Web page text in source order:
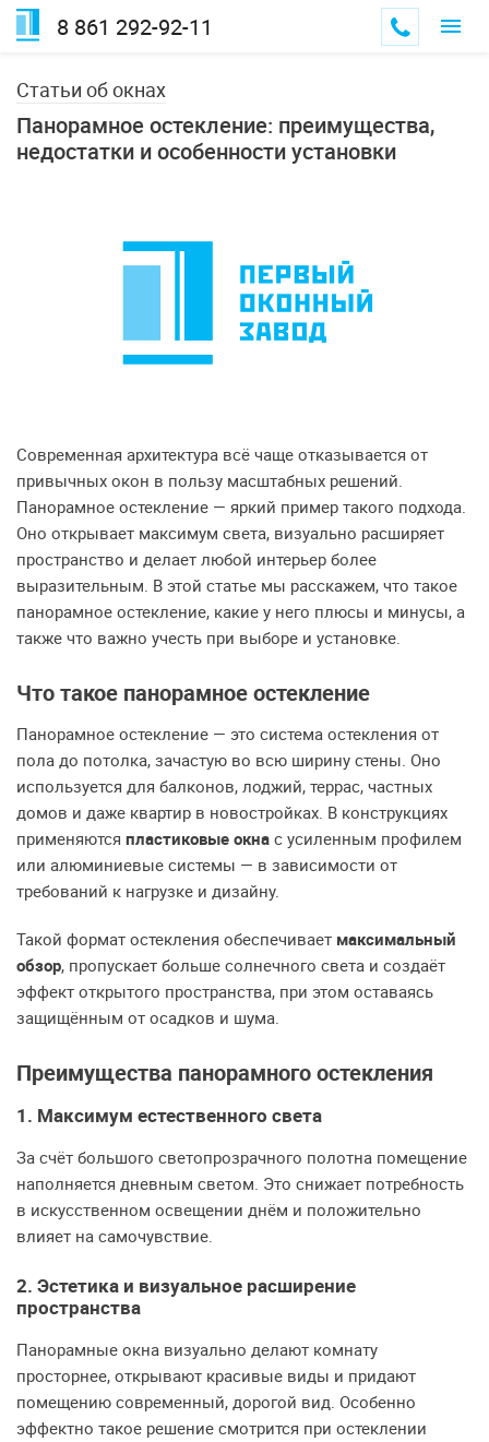
8 861 292-92-11
Статьи об окнах
Панорамное остекление: преимущества,
недостатки и особенности установки
Современная архитектура всё чаще отказывается от
привычных окон в пользу масштабных решений.
Панорамное остекление — яркий пример такого подхода.
Оно открывает максимум света, визуально расширяет
пространство и делает любой интерьер более
выразительным. В этой статье мы расскажем, что такое
панорамное остекление, какие у него плюсы и минусы, а
также что важно учесть при выборе и установке.
Что такое панорамное остекление
Панорамное остекление — это система остекления от
пола до потолка, зачастую во всю ширину стены. Оно
используется для балконов, лоджий, террас, частных
домов и даже квартир в новостройках. В конструкциях
применяются пластиковые окна с усиленным профилем
или алюминиевые системы — в зависимости от
требований к нагрузке и дизайну.
Такой формат остекления обеспечивает максимальный
обзор, пропускает больше солнечного света и создаёт
эффект открытого пространства, при этом оставаясь
защищённым от осадков и шума.
Преимущества панорамного остекления
1. Максимум естественного света
За счёт большого светопрозрачного полотна помещение
наполняется дневным светом. Это снижает потребность
в искусственном освещении днём и положительно
влияет на самочувствие.
2. Эстетика и визуальное расширение
пространства
Панорамные окна визуально делают комнату
просторнее, открывают красивые виды и придают
помещению современный, дорогой вид. Особенно
эффектно такое решение смотрится при остеклении